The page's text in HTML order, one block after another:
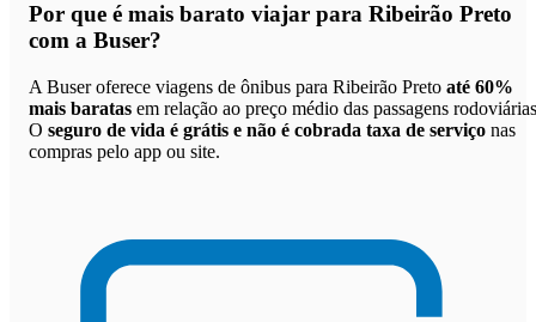
Por que é mais barato viajar para Ribeirão Preto
com a Buser?
A Buser oferece viagens de ônibus para Ribeirão Preto até 60%
mais baratas em relação ao preço médio das passagens
O seguro de vida é grátis e não é cobrada taxa de serviço nas
compras pelo app ou site.